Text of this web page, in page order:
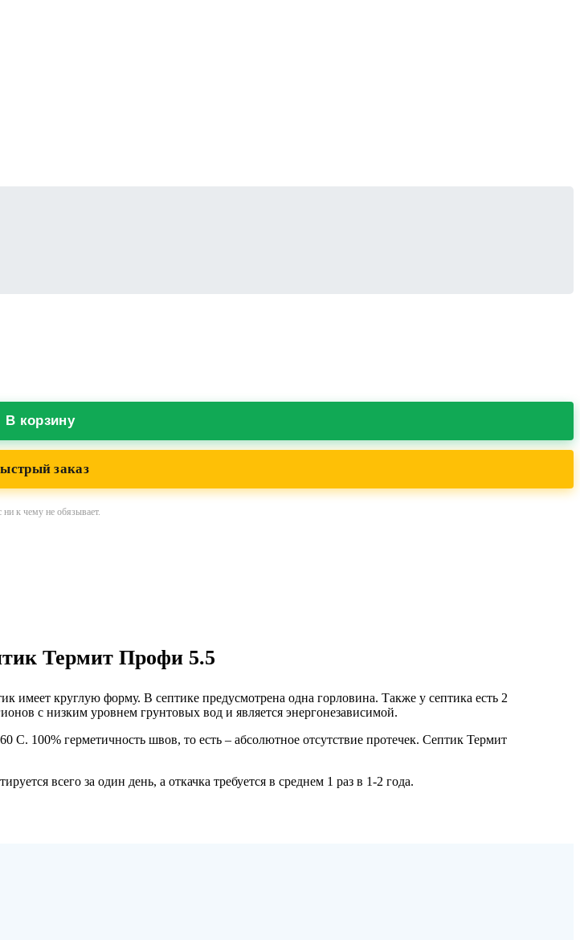
В корзину
заказ
к чему не обязывает.
Термит Профи 5.5
имееткруглуюформу. В септике предусмотрена одна горловина. Также у септика есть 2
с низким уровнем грунтовых вод и является энергонезависимой.
С. 100% герметичность швов, то есть – абсолютное отсутствие протечек. Септик Термит
всего за один день, а откачка требуется в среднем 1 раз в 1-2 года.